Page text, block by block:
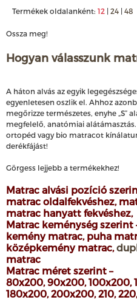
Termékek oldalanként: 12 | 24 | 48
Ossza meg!
Hogyan válasszunk
A háton alvás az egyik
egyenletesen oszlik el. Ahhoz
megőrizze természetes, enyhe „S”
megfelelő, anatómiai
ortopéd vagy bio matracot
derékfájást!
Görgess lejjebb a termékekhez!
Matrac alvási pozíció
matrac oldalfekvéshez,
matrac hanyatt fekvéshez,
Matrac keménység szerint
kemény matrac, puha
középkemény matrac,
matrac
Matrac méret szerint –
80x200, 90x200, 100x200,
180x200, 200x200, 210,